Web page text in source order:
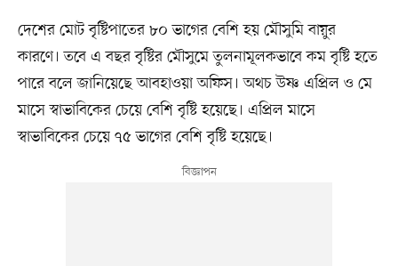
দেশের মোট বৃষ্টিপাতের ৮০ ভাগের বেশি হয় মৌসুমি বায়ুর
কারণে। তবে এ বছর বৃষ্টির মৌসুমে তুলনামূলকভাবে কম বৃষ্টি হতে
পারে বলে জানিয়েছে আবহাওয়া অফিস। অথচ উষ্ণ এপ্রিল ও মে
মাসে স্বাভাবিকের চেয়ে বেশি বৃষ্টি হয়েছে। এপ্রিল মাসে
স্বাভাবিকের চেয়ে ৭৫ ভাগের বেশি বৃষ্টি হয়েছে।